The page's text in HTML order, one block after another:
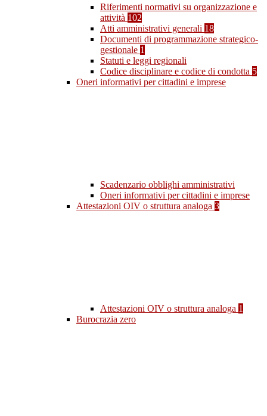
Riferimenti normativi su organizzazione e
attività 102
Atti amministrativi generali 18
Documenti di programmazione strategico-
gestionale 1
Statuti e leggi regionali
Codice disciplinare e codice di condotta 5
Oneri informativi per cittadini e imprese
Scadenzario obblighi amministrativi
Oneri informativi per cittadini e imprese
Attestazioni OIV o struttura analoga 3
Attestazioni OIV o struttura analoga 1
Burocrazia zero